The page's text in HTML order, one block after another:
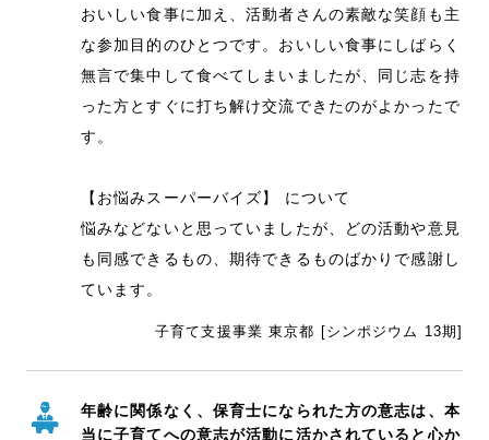
おいしい食事に加え、活動者さんの素敵な笑顔も主
な参加目的のひとつです。おいしい食事にしばらく
無言で集中して食べてしまいましたが、同じ志を持
った方とすぐに打ち解け交流できたのがよかったで
す。
【お悩みスーパーバイズ】 について
悩みなどないと思っていましたが、どの活動や意見
も同感できるもの、期待できるものばかりで感謝し
ています。
子育て支援事業 東京都 [シンポジウム 13期]
年齢に関係なく、保育士になられた方の意志は、本
当に子育てへの意志が活動に活かされていると心か